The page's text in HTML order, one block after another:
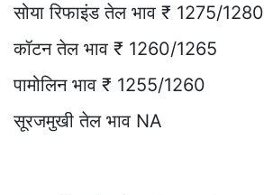
सोया रिफाइंड तेल भाव ₹ 1275/1280
कॉटन तेल भाव ₹ 1260/1265
पामोलिन भाव ₹ 1255/1260
सूरजमुखी तेल भाव NA